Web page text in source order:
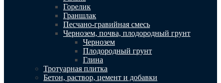
Горелик
Граншлак
Песчано-гравийная смесь
Чернозем, почва, плодородный грунт
Чернозем
Плодородный грунт
Глина
Тротуарная плитка
Бетон, раствор, цемент и добавки